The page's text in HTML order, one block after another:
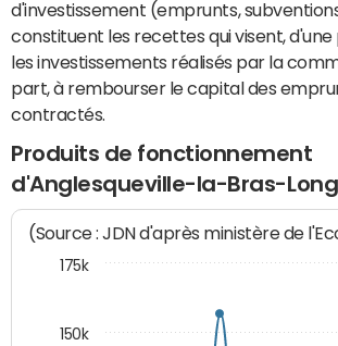
d'investissement (emprunts,
constituent les recettes qui visent,
les investissements réalisés par la
part, à rembourser le capital des
contractés.
Produits de fonctionnement
d'Anglesqueville-la-Bras-Long
(Source : JDN d'après ministère de
150k
175k